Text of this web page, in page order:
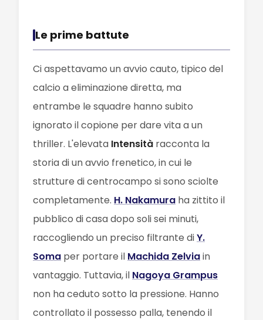
Le prime battute
Ci aspettavamo un avvio cauto, tipico del
calcio a eliminazione diretta, ma
entrambe le squadre hanno subito
ignorato il copione per dare vita a un
thriller. L'elevata Intensità racconta la
storia di un avvio frenetico, in cui le
strutture di centrocampo si sono sciolte
completamente. H. Nakamura ha zittito il
pubblico di casa dopo soli sei minuti,
raccogliendo un preciso filtrante diY.
Soma per portare il Machida Zelviain
vantaggio. Tuttavia, il Nagoya Grampus
non ha ceduto sotto la pressione. Hanno
controllato il possesso palla, tenendo il